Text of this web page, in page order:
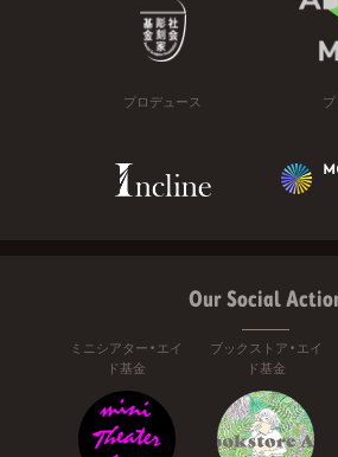
プロデュース
Our Social
ミニシアター・エイ
ド基金
ブックストア・エイ
ド基金